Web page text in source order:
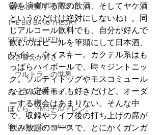
ちぢぃー的VOWネタ。
THE BIG BANG THEORY
STEVE McQUEEN
吹き替えが好き！！
「ウルトラ」の世界。
おっさんホイホイ。
ぼくら、YMOチルドレン。
Saturdeay Scrapbook
器を演奏する際の飲酒、そしてヤケ酒
というのだけは絶対にしないね）。同
じアルコール飲料でも、自分が好んで
飲むのはビールを筆頭にして日本酒、
ワイン、ウィスキー。カクテル系はも
っぱらハイボールで、時々ジントニッ
ク。ソルティドッグやモスコミュール
などの定番モノも好きだけど、オーダ
ーする機会はあまりない。そんな中
で、収録やライブ後の打ち上げの席が
飲み放題のコースで、とにかくガンガ